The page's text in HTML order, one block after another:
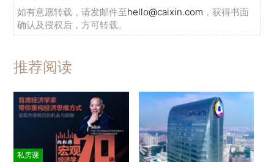
如有意愿转载，请发邮件至hello@caixin.com ，获得书面
确认及授权后，方可转载。
推荐阅读
私房课